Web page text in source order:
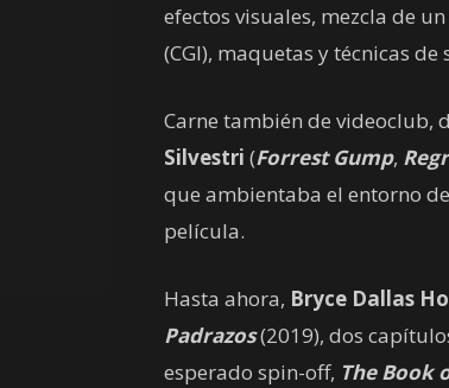
efectos visuales, mezcla de
(CGI), maquetas y técnicas
Carne también de videoclub,
Silvestri (Forrest Gump,
que ambientaba el entorno
película.
Hasta ahora, Bryce Dallas
Padrazos(2019), dos
esperado spin-off, The Book